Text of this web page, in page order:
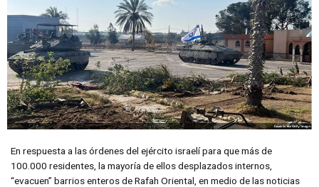
En respuesta a las órdenes del ejército israelí para que más de
100.000 residentes, la mayoría de ellos desplazados internos,
“evacuen” barrios enteros de Rafah Oriental, en medio de las noticias